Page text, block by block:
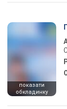
показати
обкладинку